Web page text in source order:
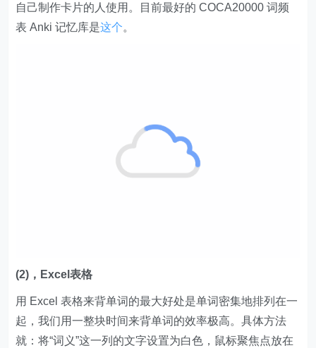
起，我们用一整块时间来背单词的效率极高。具体方法
就：将“词义”这一列的文字设置为白色，鼠标聚焦点放在
“定义”这一列上，眼睛看着“生词”这一列，试着去猜或复
习单词的词义，如果不知道词义，用 ↑↓ 方向键来选择单